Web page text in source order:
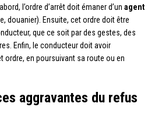
l’ordre d’arrêt doit émaner d’un agent
douanier). Ensuite, cet ordre doit être
que ce soit par des gestes, des
Enfin, le conducteur doit avoir
ordre, en poursuivant sa route ou en
aggravantes du refus